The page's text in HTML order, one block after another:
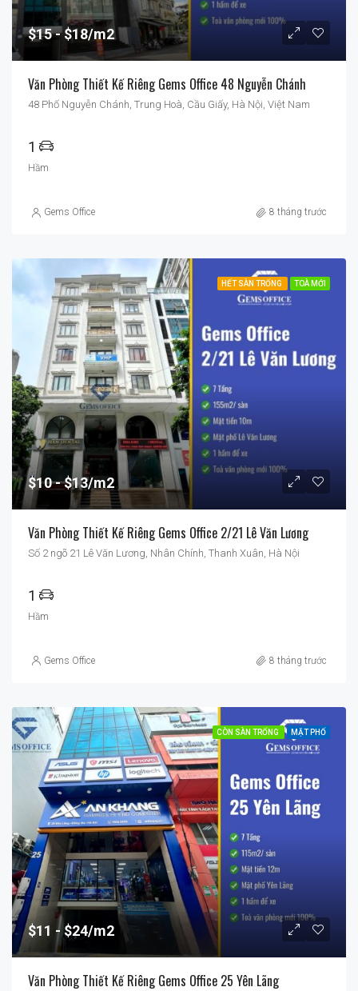
$15 $18/m2
Văn Phòng Thiết Kế Riêng Gems Office 48 Nguyễn Chánh
48 Phố Nguyễn Chánh, Trung Hoà, Cầu Giấy, Hà Nội, Việt Nam
1
Hầm
Gems Office 8 tháng trước
HẾT SÀN TRỐNG TOÀ MỚI
$10 $13/m2
Văn Phòng Thiết Kế Riêng Gems Office 2/21 Lê Văn Lương
Số 2 ngõ 21 Lê Văn Lương, Nhân Chính, Thanh Xuân, Hà Nội
1
Hầm
Gems Office 8 tháng trước
CÒN SÀN TRỐNG MẶT PHỐ
$11 $24/m2
Văn Phòng Thiết Kế Riêng Gems Office 25 Yên Lãng